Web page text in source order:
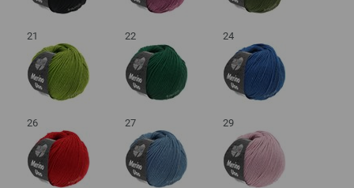
21 22 24
26 27 29